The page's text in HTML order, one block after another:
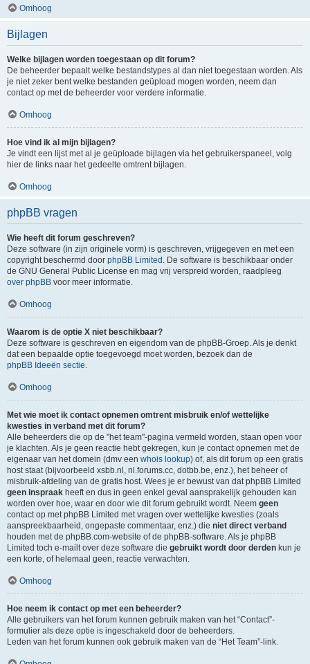
Omhoog
Bijlagen
Welke bijlagen worden toegestaan op dit forum?
De beheerder bepaalt welke bestandstypes al dan niet toegestaan worden. Als
je niet zeker bent welke bestanden geüpload mogen worden, neem dan
contact op met de beheerder voor verdere informatie.
Omhoog
Hoe vind ik al mijn bijlagen?
Je vindt een lijst met al je geüploade bijlagen via het gebruikerspaneel, volg
hier de links naar het gedeelte omtrent bijlagen.
Omhoog
phpBB vragen
Wie heeft dit forum geschreven?
Deze software (in zijn originele vorm) is geschreven, vrijgegeven en met een
copyright beschermd door phpBB Limited . De software is beschikbaar onder
de GNU General Public License en mag vrij verspreid worden, raadpleeg
over phpBB voor meer informatie.
Omhoog
Waarom is de optie X niet beschikbaar?
Deze software is geschreven en eigendom van de phpBB-Groep. Als je denkt
dat een bepaalde optie toegevoegd moet worden, bezoek dan de
phpBB Ideeën sectie.
Omhoog
Met wie moet ik contact opnemen omtrent misbruik en/of wettelijke
kwesties in verband met dit forum?
Alle beheerders die op de "het team"-pagina vermeld worden, staan open voor
je klachten. Als je geen reactie hebt gekregen, kun je contact opnemen met de
eigenaar van het domein (dmv een whois lookup) of, als dit forum op een gratis
host staat (bijvoorbeeld xsbb.nl, nl.forums.cc, dotbb.be, enz.), het beheer of
misbruik-afdeling van de gratis host. Wees je er bewust van dat phpBB Limited
geen inspraak heeft en dus in geen enkel geval aansprakelijk gehouden kan
worden over hoe, waar en door wie dit forum gebruikt wordt. Neem geen
contact op met phpBB Limited met vragen over wettelijke kwesties (zoals
aanspreekbaarheid, ongepaste commentaar, enz.) die niet direct verband
houden met de phpBB.com-website of de phpBB-software. Als je phpBB
Limited toch e-mailt over deze software die gebruikt wordt door derden kun je
een korte, of helemaal geen, reactie verwachten.
Omhoog
Hoe neem ik contact op met een beheerder?
Alle gebruikers van het forum kunnen gebruik maken van het “Contact”-
formulier als deze optie is ingeschakeld door de beheerders.
Leden van het forum kunnen ook gebruik maken van de “Het Team”-link.